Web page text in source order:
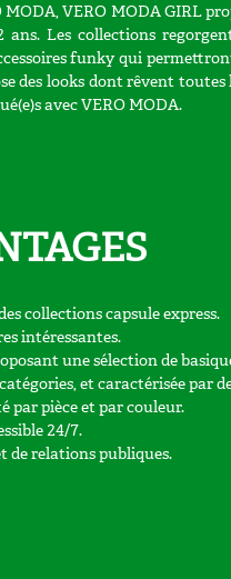
VERO MODA GIRL
Les collections
funky qui
des looks dont rêvent toutes
avec VERO MODA.
collections capsule express.
intéressantes.
une sélection de
et caractérisée par
par pièce et par couleur.
24/7.
de relations publiques.